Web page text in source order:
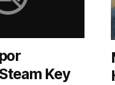
Key